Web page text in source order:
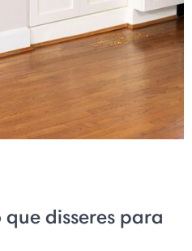
disseres para